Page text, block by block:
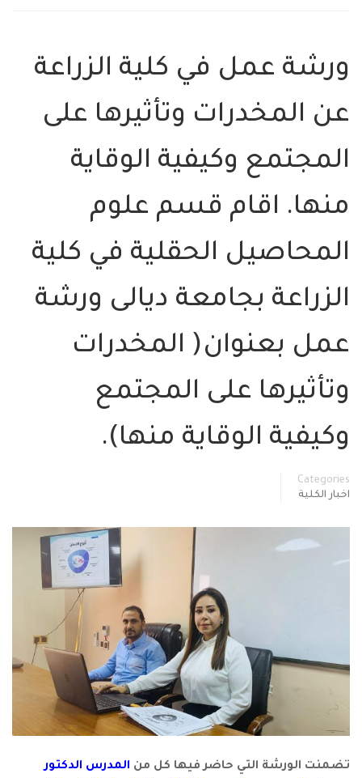
عمل في كلية الزراعة
المخدرات وتأثيرها على
وكيفية الوقاية
اقام قسم علوم
الحقلية في كلية
بجامعة ديالى ورشة
بعنوان( المخدرات
على المجتمع
الوقاية منها).
الكلية
الورشة التي حاضر فيها كل من المدرس الدكتور